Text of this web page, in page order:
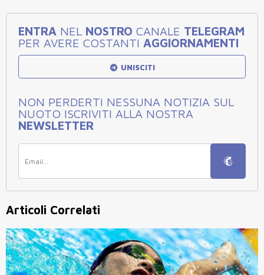
ENTRA NEL NOSTRO CANALE TELEGRAM
PER AVERE COSTANTI AGGIORNAMENTI
UNISCITI
NON PERDERTI NESSUNA NOTIZIA SUL
NUOTO ISCRIVITI ALLA NOSTRA
NEWSLETTER
Articoli Correlati